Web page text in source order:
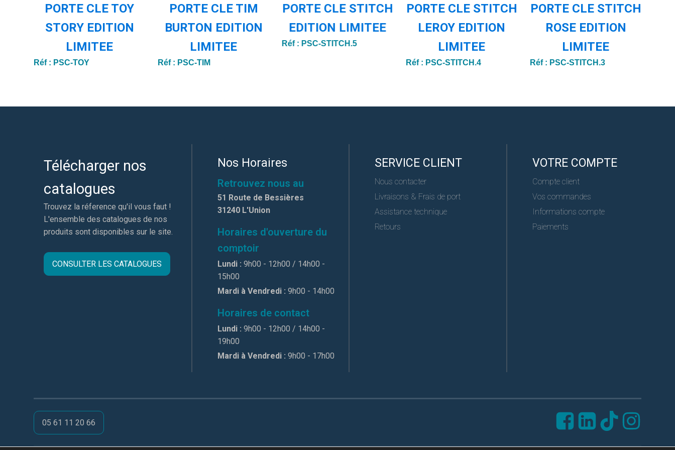
PORTE CLE TOY
STORY EDITION
LIMITEE
Réf : PSC-TOY
PORTE CLE TIM
BURTON EDITION
LIMITEE
Réf : PSC-TIM
PORTE CLE STITCH
EDITION LIMITEE
Réf : PSC-STITCH.5
PORTE CLE STITCH
LEROY EDITION
LIMITEE
Réf : PSC-STITCH.4
PORTE CLE STITCH
ROSE EDITION
LIMITEE
Réf : PSC-STITCH.3
Télécharger nos
catalogues
Trouvez la réference qu'il vous faut !
L'ensemble des catalogues de nos
produits sont disponibles sur le site.
CONSULTER LES CATALOGUES
Nos Horaires
Retrouvez nous au
51 Route de Bessières
31240 L'Union
Horaires d'ouverture du
comptoir
Lundi : 9h00 - 12h00 / 14h00 -
15h00
Mardi à Vendredi : 9h00 - 14h00
Horaires de contact
Lundi : 9h00 - 12h00 / 14h00 -
19h00
Mardi à Vendredi : 9h00 - 17h00
SERVICE CLIENT
Nous contacter
Livraisons & Frais de port
Assistance technique
Retours
VOTRE COMPTE
Compte client
Vos commandes
Informations compte
Paiements
05 61 11 20 66